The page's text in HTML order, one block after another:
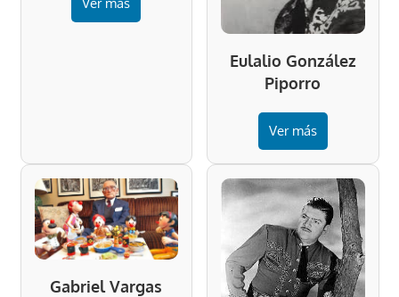
Eulalio González
Piporro
Ver más
Gabriel Vargas